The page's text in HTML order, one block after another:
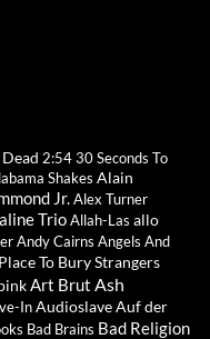
2:5430 Seconds To
Shakes Alain
Jr.Alex Turner
TrioAllah-Las allo
Andy Cairns Angels And
To Bury Strangers
Art Brut Ash
InAudioslaveAuf der
Bad Brains Bad Religion